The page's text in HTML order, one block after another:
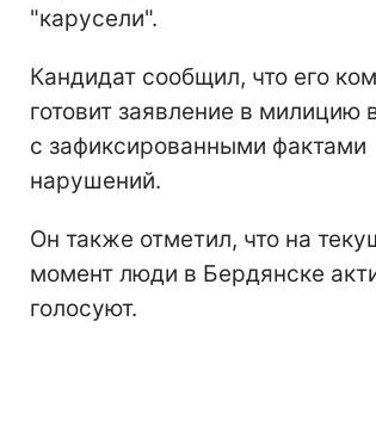
"карусели".
Кандидат сообщил, что его
готовит заявление в милицию
с зафиксированными фактами
нарушений.
Он также отметил, что на
момент люди в Бердянске
голосуют.